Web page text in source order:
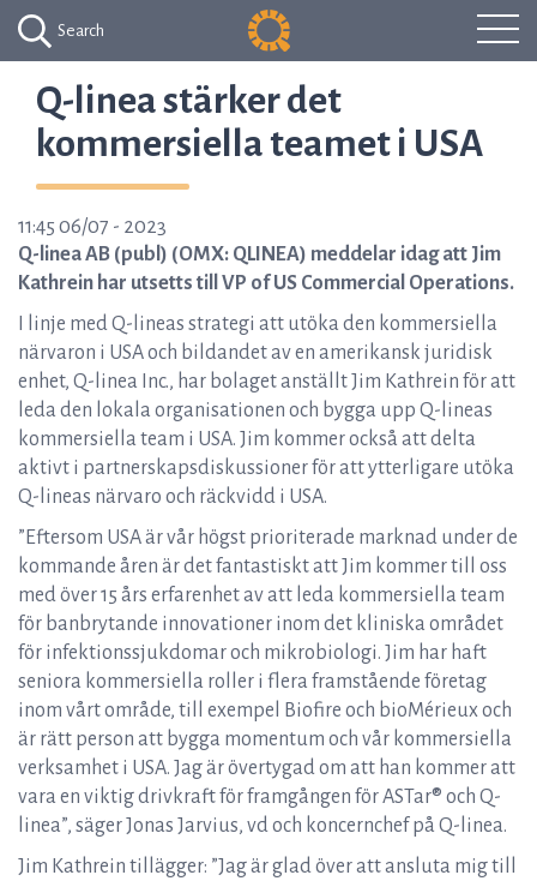
Search
Q-linea stärker det
kommersiella teamet i USA
11:45 06/07 - 2023
Q-linea AB (publ) (OMX: QLINEA) meddelar idag att Jim
Kathrein har utsetts till VP of US Commercial Operations.
I linje med Q-lineas strategi att utöka den kommersiella
närvaron i USA och bildandet av en amerikansk juridisk
enhet, Q-linea Inc., har bolaget anställt Jim Kathrein för att
leda den lokala organisationen och bygga upp Q-lineas
kommersiella team i USA. Jim kommer också att delta
aktivt i partnerskapsdiskussioner för att ytterligare utöka
Q-lineas närvaro och räckvidd i USA.
”Eftersom USA är vår högst prioriterade marknad under de
kommande åren är det fantastiskt att Jim kommer till oss
med över 15 års erfarenhet av att leda kommersiella team
för banbrytande innovationer inom det kliniska området
för infektionssjukdomar och mikrobiologi. Jim har haft
seniora kommersiella roller i flera framstående företag
inom vårt område, till exempel Biofire och bioMérieux och
är rätt person att bygga momentum och vår kommersiella
verksamhet i USA. Jag är övertygad om att han kommer att
vara en viktig drivkraft för framgången för ASTar® och Q-
linea”, säger Jonas Jarvius, vd och koncernchef på Q-linea.
Jim Kathrein tillägger: ”Jag är glad över att ansluta mig till